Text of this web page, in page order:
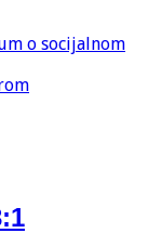
o socijalnom